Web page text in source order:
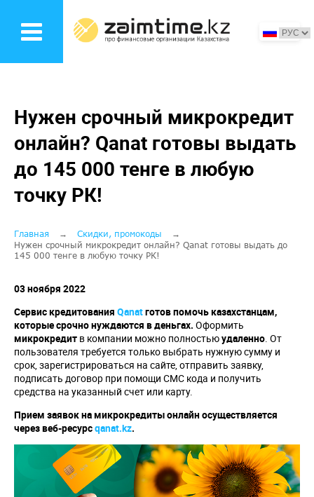
основному
Нужен срочный микрокредит
онлайн? Qanat готовы выдать
до 145 000 тенге в любую
точку РК!
Строка
навигации
Главная
Скидки, промокоды
Нужен срочный микрокредит онлайн? Qanat готовы выдать до
145 000 тенге в любую точку РК!
03 ноября 2022
Сервис кредитования Qanatготов помочь казахстанцам,
которые срочно нуждаются в деньгах. Оформить
микрокредит в компании можно полностьюудаленно. От
пользователя требуется только выбрать нужную сумму и
срок, зарегистрироваться на сайте, отправить заявку,
подписать договор при помощи СМС кода и получить
средства на указанный счет или карту.
Прием заявок на микрокредиты онлайн осуществляется
через веб-ресурсqanat.kz.